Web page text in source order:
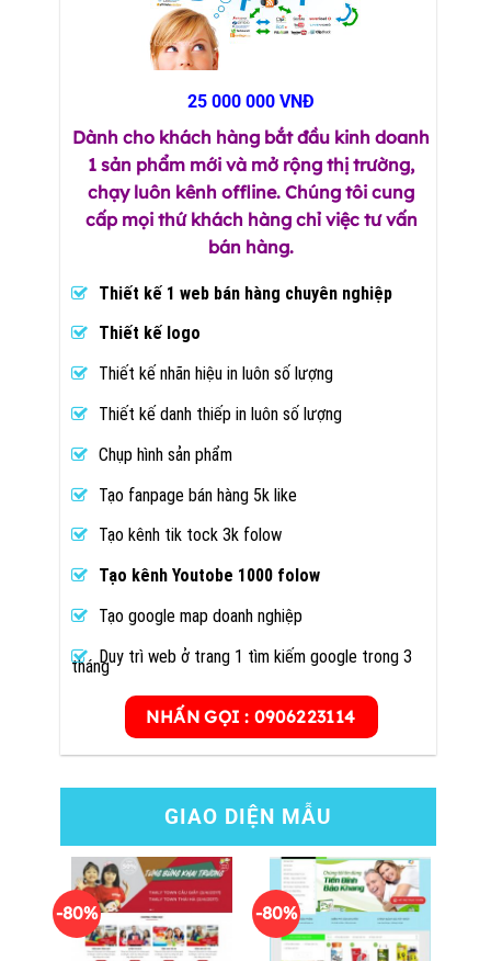
25 000 000 VNĐ
Dành cho khách hàng bắt đầu kinh doanh
1 sản phẩm mới và mở rộng thị trường,
chạy luôn kênh offline. Chúng tôi cung
cấp mọi thứ khách hàng chỉ việc tư vấn
bán hàng.
Thiết kế 1 web bán hàng chuyên nghiệp
Thiết kế logo
Thiết kế nhãn hiệu in luôn số lượng
Thiết kế danh thiếp in luôn số lượng
Chụp hình sản phẩm
Tạo fanpage bán hàng 5k like
Tạo kênh tik tock 3k folow
Tạo kênh Youtobe 1000 folow
Tạo google map doanh nghiệp
Duy trì web ở trang 1 tìm kiếm google trong 3
tháng
NHẤN GỌI : 0906223114
GIAO DIỆN MẪU
-80% -80%